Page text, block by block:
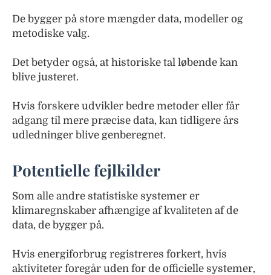
De bygger på store mængder data, modeller og
metodiske valg.
Det betyder også, at historiske tal løbende kan
blive justeret.
Hvis forskere udvikler bedre metoder eller får
adgang til mere præcise data, kan tidligere års
udledninger blive genberegnet.
Potentielle fejlkilder
Som alle andre statistiske systemer er
klimaregnskaber afhængige af kvaliteten af de
data, de bygger på.
Hvis energiforbrug registreres forkert, hvis
aktiviteter foregår uden for de officielle systemer,